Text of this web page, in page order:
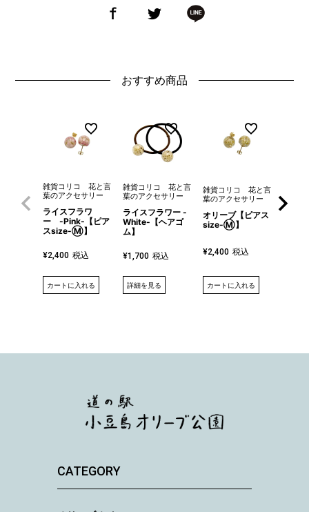
おすすめ商品
雑貨コリコ 花と言
葉のアクセサリー
ライスフラワ
ー -Pink-【ピア
スsize-Ⓜ】
¥2,400 税込
カートに入れる
雑貨コリコ 花と言
葉のアクセサリー
ライスフラワー -
White-【ヘアゴ
ム】
¥1,700 税込
詳細を見る
雑貨コリコ 花と言
葉のアクセサリー
オリーブ【ピアス
size-Ⓜ】
¥2,400 税込
カートに入れる
カレ
CATEGORY